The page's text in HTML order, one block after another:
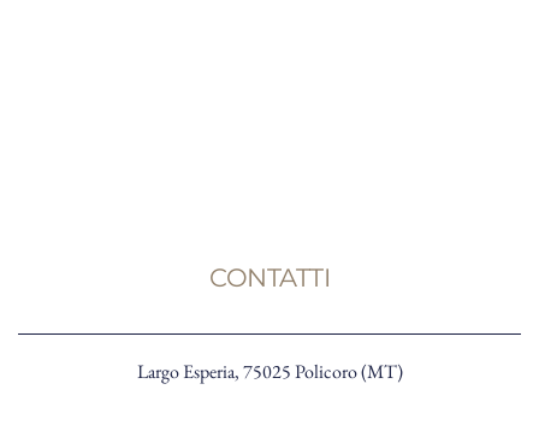
CONTATTI
Largo Esperia, 75025 Policoro (MT)